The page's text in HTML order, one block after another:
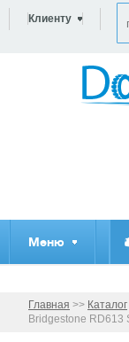
Клиенту
Меню
Главная >> Каталог
Bridgestone RD613